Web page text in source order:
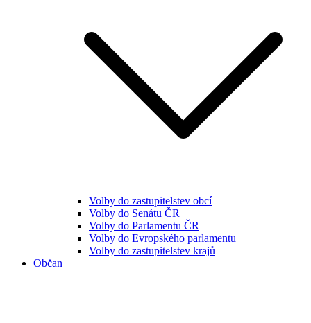
Volby do zastupitelstev obcí
Volby do Senátu ČR
Volby do Parlamentu ČR
Volby do Evropského parlamentu
Volby do zastupitelstev krajů
Občan